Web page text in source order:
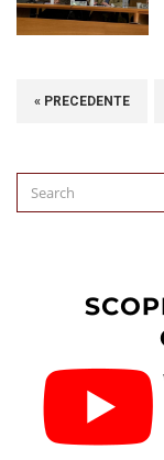
« PRECEDENTE
Search
for: